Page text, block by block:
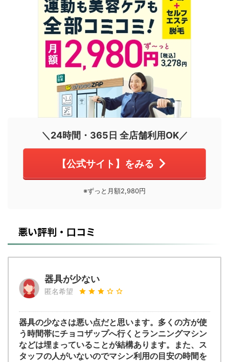
＼24時間・365日 全店舗利用OK／
【公式サイト】をみる
※ずっと月額2,980円
悪い評判・口コミ
器具が少ない
匿名希望
器具の少なさは悪い点だと思います。多くの方が使
う時間帯にチョコザップへ行くとランニングマシン
などは埋まっていることが結構あります。また、ス
タッフの人がいないのでマシン利用の目安の時間を